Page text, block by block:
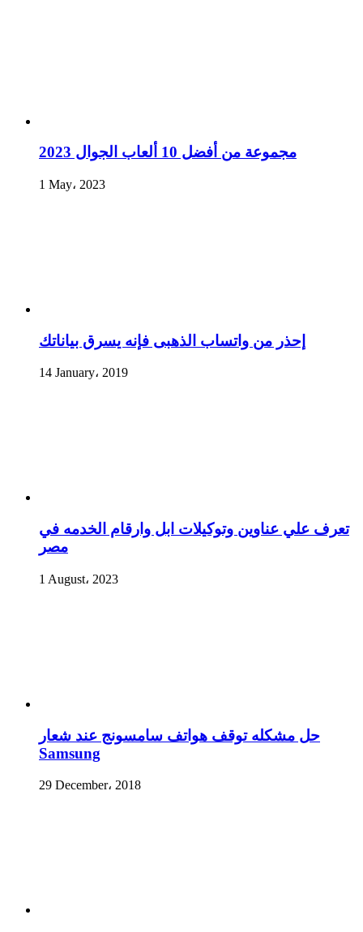
مجموعة من أفضل 10 ألعاب الجوال 2023
1 May، 2023
إحذر من واتساب الذهبى فإنه يسرق بياناتك
14 January، 2019
تعرف علي عناوين وتوكيلات ابل وارقام الخدمه في
مصر
1 August، 2023
حل مشكله توقف هواتف سامسونج عند شعار
Samsung
29 December، 2018